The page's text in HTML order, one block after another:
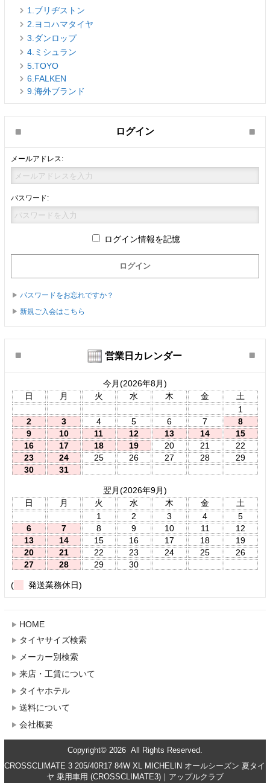
1.ブリヂストン
2.ヨコハマタイヤ
3.ダンロップ
4.ミシュラン
5.TOYO
6.FALKEN
9.海外ブランド
ログイン
メールアドレス:
パスワード:
ログイン情報を記憶
パスワードをお忘れですか？
新規ご入会はこちら
営業日カレンダー
今月(2026年8月)
日
月 火 水 木 金
土
1
2
3 4 5 6 7
8
9
10 11 12 13 14
15
16
17 18 19 20 21
22
23
24 25 26 27 28
29
30
31
翌月(2026年9月)
日
月 火 水 木 金
土
1
2 3 4
5
6
7 8 9 10 11
12
13
14 15 16 17 18
19
20
21 22 23 24 25
26
27
28 29 30
( 発送業務休日)
HOME
タイヤサイズ検索
メーカー別検索
来店・工賃について
タイヤホテル
送料について
会社概要
Copyright© 2026 All Rights Reserved.
CROSSCLIMATE 3 205/40R17 84W XL MICHELIN オールシーズン 夏タイ
ヤ 乗用車用 (CROSSCLIMATE3)｜アップルクラブ